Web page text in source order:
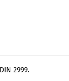
2999.